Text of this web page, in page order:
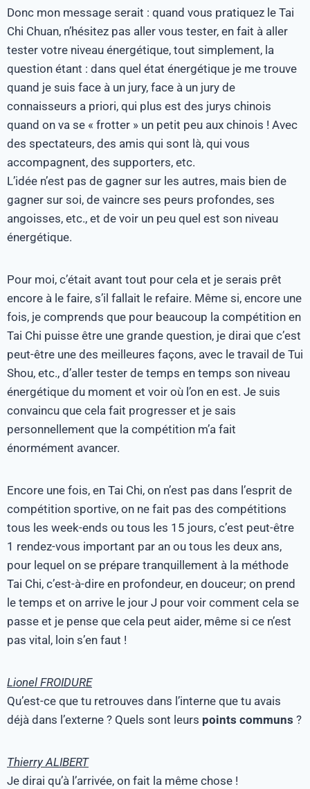
Donc mon message serait : quand vous pratiquez le Tai
Chi Chuan, n’hésitez pas aller vous tester, en fait à aller
tester votre niveau énergétique, tout simplement, la
question étant : dans quel état énergétique je me trouve
quand je suis face à un jury, face à un jury de
connaisseurs a priori, qui plus est des jurys chinois
quand on va se « frotter » un petit peu aux chinois ! Avec
des spectateurs, des amis qui sont là, qui vous
accompagnent, des supporters, etc.
L’idée n’est pas de gagner sur les autres, mais bien de
gagner sur soi, de vaincre ses peurs profondes, ses
angoisses, etc., et de voir un peu quel est son niveau
énergétique.
Pour moi, c’était avant tout pour cela et je serais prêt
encore à le faire, s’il fallait le refaire. Même si, encore une
fois, je comprends que pour beaucoup la compétition en
Tai Chi puisse être une grande question, je dirai que c’est
peut-être une des meilleures façons, avec le travail de Tui
Shou, etc., d’aller tester de temps en temps son niveau
énergétique du moment et voir où l’on en est. Je suis
convaincu que cela fait progresser et je sais
personnellement que la compétition m’a fait
énormément avancer.
Encore une fois, en Tai Chi, on n’est pas dans l’esprit de
compétition sportive, on ne fait pas des compétitions
tous les week-ends ou tous les 15 jours, c’est peut-être
1 rendez-vous important par an ou tous les deux ans,
pour lequel on se prépare tranquillement à la méthode
Tai Chi, c’est-à-dire en profondeur, en douceur; on prend
le temps et on arrive le jour J pour voir comment cela se
passe et je pense que cela peut aider, même si ce n’est
pas vital, loin s’en faut !
Lionel FROIDURE
Qu’est-ce que tu retrouves dans l’interne que tu avais
déjà dans l’externe ? Quels sont leurs points communs ?
Thierry ALIBERT
Je dirai qu’à l’arrivée, on fait la même chose !